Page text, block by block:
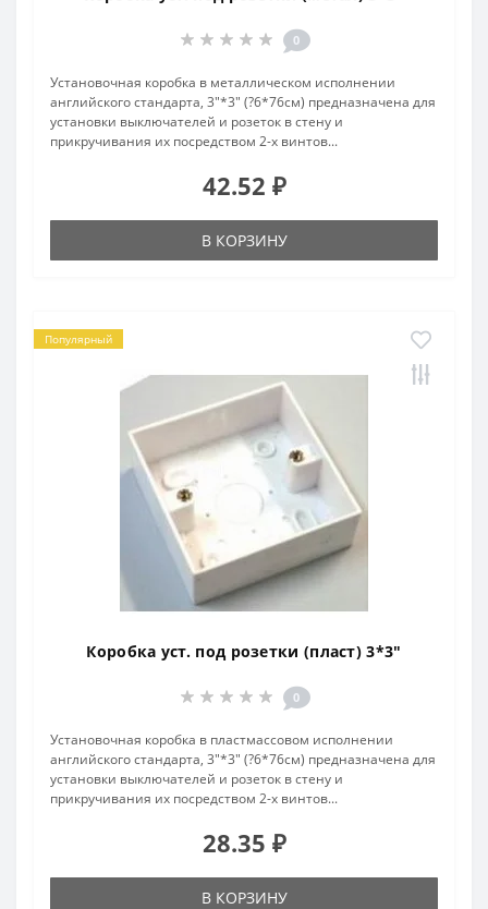
0
Установочная коробка в металлическом исполнении
английского стандарта, 3"*3" (?6*76см) предназначена для
установки выключателей и розеток в стену и
прикручивания их посредством 2-х винтов...
42.52 ₽
В КОРЗИНУ
Популярный
Коробка уст. под розетки (пласт) 3*3"
0
Установочная коробка в пластмассовом исполнении
английского стандарта, 3"*3" (?6*76см) предназначена для
установки выключателей и розеток в стену и
прикручивания их посредством 2-х винтов...
28.35 ₽
В КОРЗИНУ